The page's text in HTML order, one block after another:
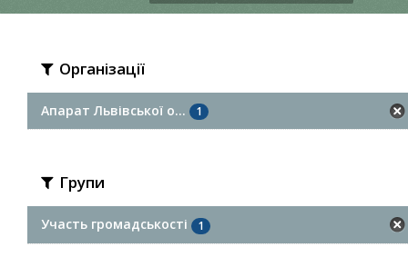
Організації
Апарат Львівської о... 1
Групи
Участь громадськості 1